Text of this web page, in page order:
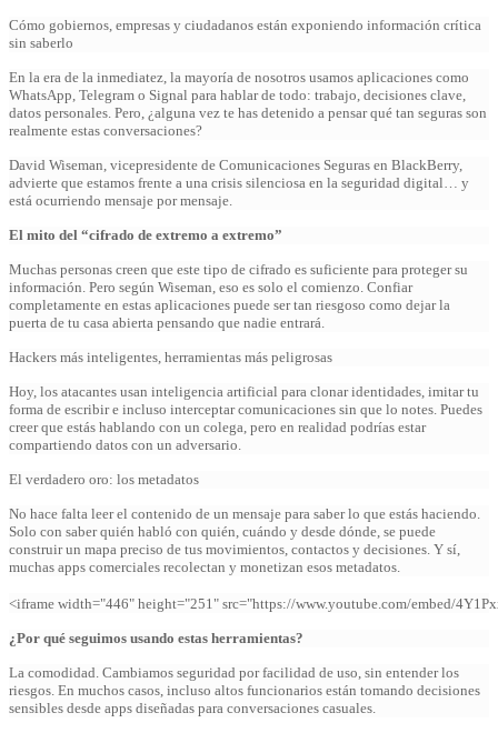
Cómo gobiernos, empresas y ciudadanos están exponiendo información crítica
sin saberlo
En la era de la inmediatez, la mayoría de nosotros usamos aplicaciones como
WhatsApp, Telegram o Signal para hablar de todo: trabajo, decisiones clave,
datos personales. Pero, ¿alguna vez te has detenido a pensar qué tan seguras son
realmente estas conversaciones?
David Wiseman, vicepresidente de Comunicaciones Seguras en BlackBerry,
advierte que estamos frente a una crisis silenciosa en la seguridad digital… y
está ocurriendo mensaje por mensaje.
El mito del “cifrado de extremo a extremo”
Muchas personas creen que este tipo de cifrado es suficiente para proteger su
información. Pero según Wiseman, eso es solo el comienzo. Confiar
completamente en estas aplicaciones puede ser tan riesgoso como dejar la
puerta de tu casa abierta pensando que nadie entrará.
Hackers más inteligentes, herramientas más peligrosas
Hoy, los atacantes usan inteligencia artificial para clonar identidades, imitar tu
forma de escribir e incluso interceptar comunicaciones sin que lo notes. Puedes
creer que estás hablando con un colega, pero en realidad podrías estar
compartiendo datos con un adversario.
El verdadero oro: los metadatos
No hace falta leer el contenido de un mensaje para saber lo que estás haciendo.
Solo con saber quién habló con quién, cuándo y desde dónde, se puede
construir un mapa preciso de tus movimientos, contactos y decisiones. Y sí,
muchas apps comerciales recolectan y monetizan esos metadatos.
<iframe width="446" height="251" src="https://www.youtube.com/embed/
¿Por qué seguimos usando estas herramientas?
La comodidad. Cambiamos seguridad por facilidad de uso, sin entender los
riesgos. En muchos casos, incluso altos funcionarios están tomando decisiones
sensibles desde apps diseñadas para conversaciones casuales.